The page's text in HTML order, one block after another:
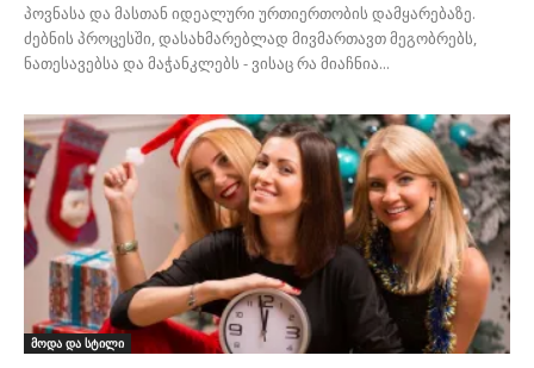
პოვნასა და მასთან იდეალური ურთიერთობის დამყარებაზე.
ძებნის პროცესში, დასახმარებლად მივმართავთ მეგობრებს,
ნათესავებსა და მაჭანკლებს - ვისაც რა მიაჩნია...
მოდა და სტილი